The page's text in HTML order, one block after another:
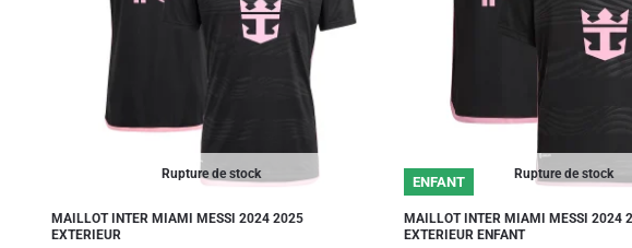
Rupture de stock
MAILLOT INTER MIAMI MESSI 2024 2025
EXTERIEUR
Rupture de stock
ENFANT
MAILLOT INTER MIAMI MESSI 2024
EXTERIEUR ENFANT